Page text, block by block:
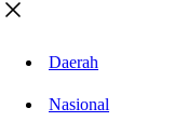
Daerah
Nasional